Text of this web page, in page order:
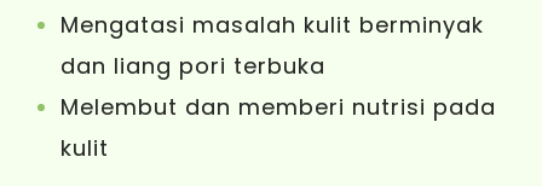
Mengatasi masalah kulit berminyak
dan liang pori terbuka
Melembut dan memberi nutrisi pada
kulit